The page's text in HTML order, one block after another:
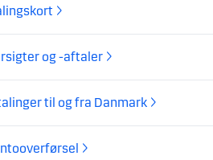
og -aftaler
til og fra Danmark